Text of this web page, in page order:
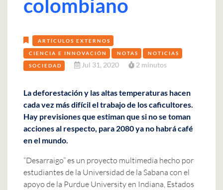
colombiano
ARTÍCULOS EXTERNOS
CIENCIA E INNOVACIÓN NOTAS NOTICIAS
SOCIEDAD Jul 31, 2020 2 minutos
La deforestación y las altas temperaturas hacen
cada vez más difícil el trabajo de los caficultores.
Hay previsiones que estiman que si no se toman
acciones al respecto, para 2080 ya no habrá café
en el mundo.
“Desarraigo” es un proyecto multimedia hecho por
estudiantes de la Universidad de la Sabana con el
apoyo de la Purdue University en Indiana, Estados